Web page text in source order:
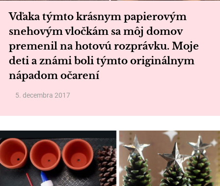
Vďaka týmto krásnym papierovým
snehovým vločkám sa môj domov
premenil na hotovú rozprávku. Moje
deti a známi boli týmto originálnym
nápadom očarení
5. decembra 2017